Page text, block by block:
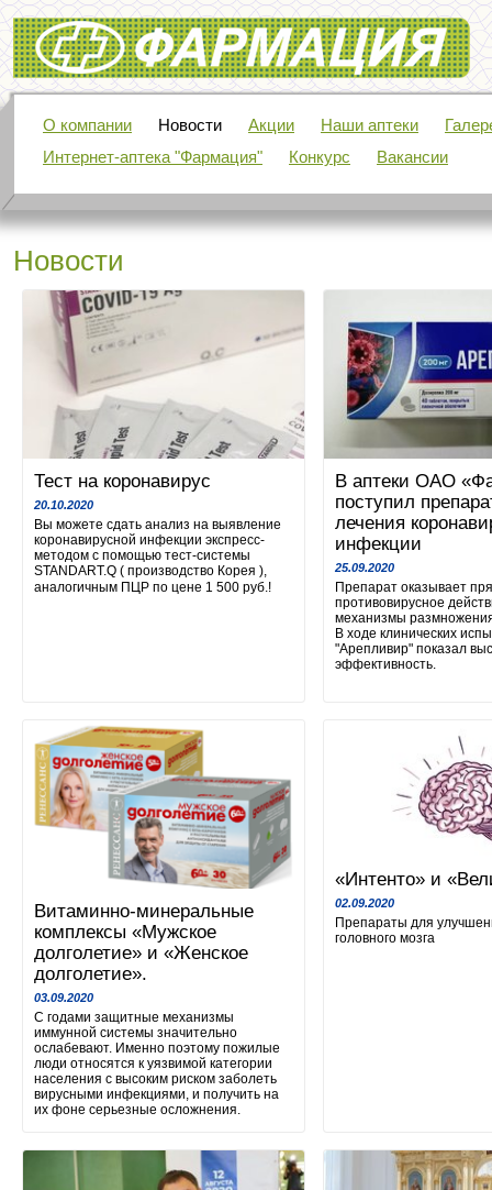
Фармация
О компании Новости Акции Наши аптеки
Интернет-аптека "Фармация"
Конкурс Вакансии
Новости
Тест на коронавирус
20.10.2020
Вы можете сдать анализ на выявление
коронавирусной инфекции экспресс-
методом с помощью тест-системы
STANDART.Q ( производство Корея ),
аналогичным ПЦР по цене 1 500 руб.!⠀
В аптеки ОАО
поступил
лечения
инфекции
25.09.2020
Препарат оказывает
противовирусное
механизмы
В ходе клинических
"Арепливир" показал
эффективность.
Витаминно-минеральные
комплексы «Мужское
долголетие» и «Женское
долголетие».
03.09.2020
С годами защитные механизмы
иммунной системы значительно
ослабевают. Именно поэтому пожилые
люди относятся к уязвимой категории
населения с высоким риском заболеть
вирусными инфекциями, и получить на
их фоне серьезные осложнения.
«Интенто» и
02.09.2020
Препараты для
головного мозга